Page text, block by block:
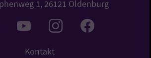
1, 26121 Oldenburg
Kontakt